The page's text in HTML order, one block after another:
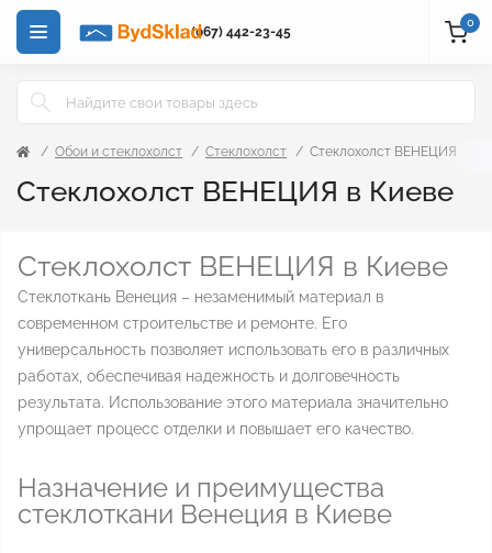
(067) 442-23-45
0
Обои и стеклохолст Стеклохолст Стеклохолст ВЕНЕЦИЯ
Стеклохолст ВЕНЕЦИЯ в Киеве
Стеклохолст ВЕНЕЦИЯ в Киеве
Стеклоткань Венеция – незаменимый материал в
современном строительстве и ремонте. Его
универсальность позволяет использовать его в различных
работах, обеспечивая надежность и долговечность
результата. Использование этого материала значительно
упрощает процесс отделки и повышает его качество.
Назначение и преимущества
стеклоткани Венеция в Киеве